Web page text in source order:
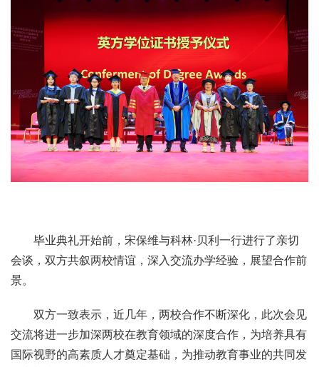
毕业典礼开始前，宋保维与科林·贝利一行进行了亲切
会谈，双方共叙两校情谊，深入交流办学经验，展望合作前
景。
双方一致表示，近几年，两校合作不断深化，此次会见
交流将进一步加深两校在教育领域的深度合作，为培养具有
国际视野的高素质人才奠定基础，为推动教育事业的共同发